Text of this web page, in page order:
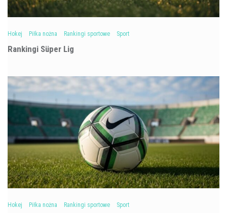
Hokej Piłka nożna Rankingi sportowe Sport
Rankingi Süper Lig
Hokej Piłka nożna Rankingi sportowe Sport